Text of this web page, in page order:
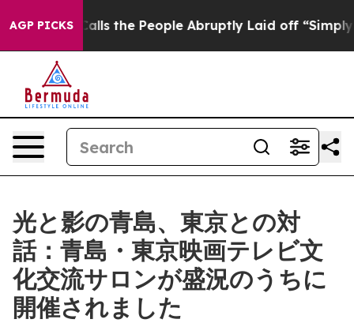
AGP PICKS
Calls the People Abruptly Laid off “Simply a
光と影の青島、東京との対
話：青島・東京映画テレビ文
化交流サロンが盛況のうちに
開催されました